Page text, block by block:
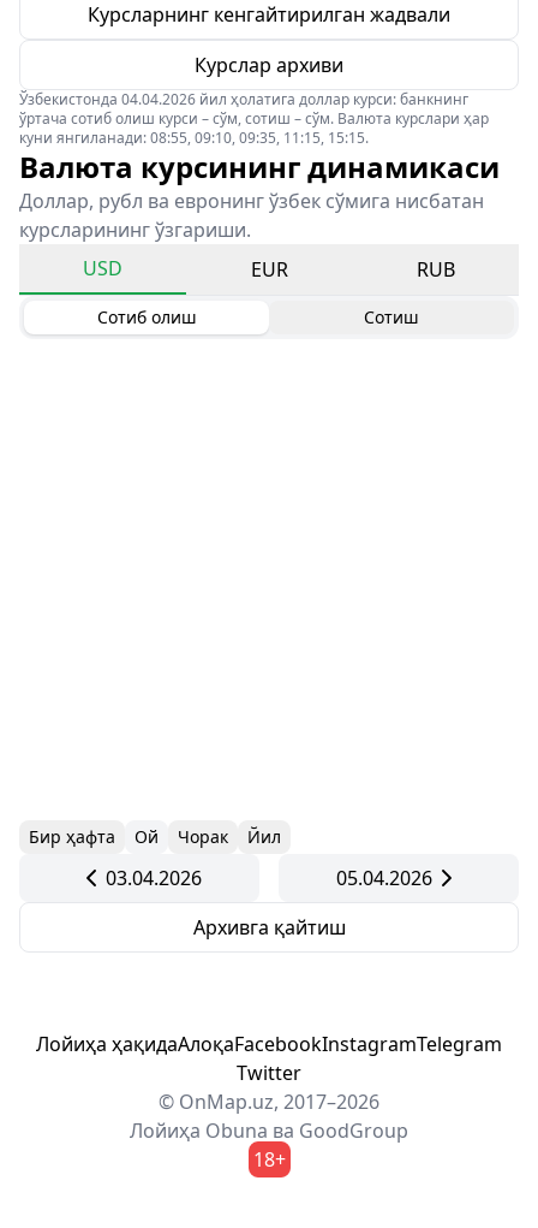
Курсларнинг кенгайтирилган жадвали
Курслар архиви
Ўзбекистонда 04.04.2026 йил ҳолатига доллар курси: банкнинг
ўртача сотиб олиш курси – сўм, сотиш – сўм. Валюта курслари ҳар
куни янгиланади: 08:55, 09:10, 09:35, 11:15, 15:15.
Валюта курсининг динамикаси
Доллар, рубл ва евронинг ўзбек сўмига нисбатан
курсларининг ўзгариши.
USD
EUR RUB
Сотиб олиш Сотиш
Бир ҳафта Ой Чорак Йил
03.04.2026
05.04.2026
Архивга қайтиш
Лойиҳа ҳақидаАлоқаFacebookInstagramTelegram
Twitter
© OnMap.uz, 2017–2026
Лойиҳа Obuna ва GoodGroup
18+